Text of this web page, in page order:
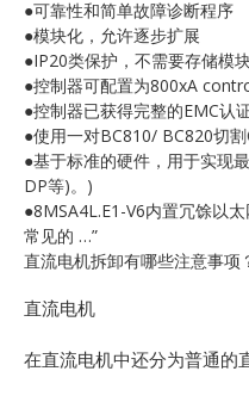
●可靠性和简单故障诊断程序
●模块化，允许逐步扩展
●IP20类保护，不需要存储模
●控制器可配置为800xA
●控制器已获得完整的EMC认
●使用一对BC810/ BC820切割
●基于标准的硬件，用于实现
DP等)。)
●8MSA4L.E1-V6内置冗馀以
常见的 …”
直流电机拆卸有哪些注意事项
直流电机
在直流电机中还分为普通的